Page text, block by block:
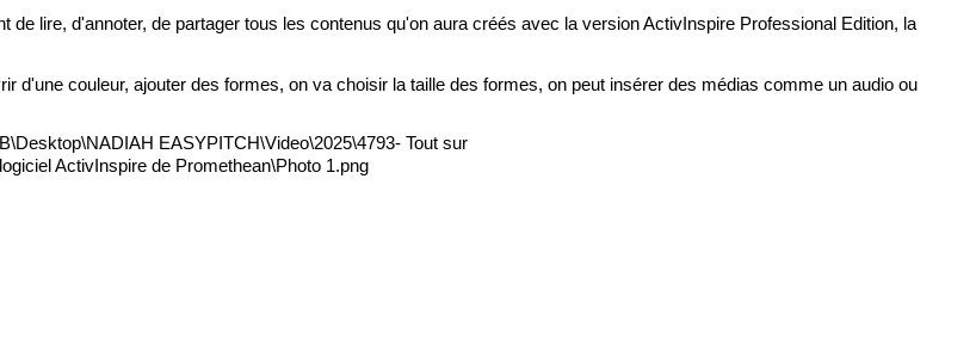
lire, d'annoter, de partager tous les contenus qu'on aura créés avec la version ActivInspire Professional Edition, la
d'une couleur, ajouter des formes, on va choisir la taille des formes, on peut insérer des médias comme un audio ou